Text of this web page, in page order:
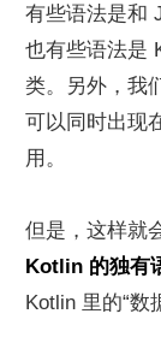
有些语法是和
也有些语法是
类。另外，我
可以同时出现
用。
但是，这样就
Kotlin 的独有
Kotlin 里的“数